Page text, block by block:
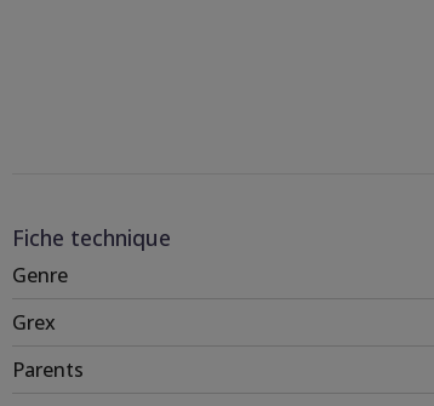
Fiche technique
Genre
Grex
Parents